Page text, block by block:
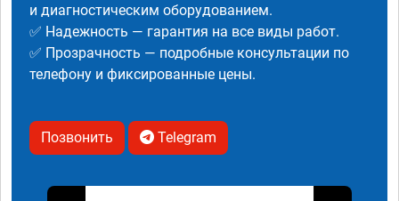
и диагностическим оборудованием.
✅ Надежность — гарантия на все виды работ.
✅ Прозрачность — подробные консультации по
телефону и фиксированные цены.
Позвонить Telegram